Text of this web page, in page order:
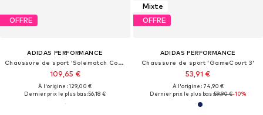
OFFRE
ADIDAS PERFORMANCE
Chaussure de sport 'Solematch Control 2'
109,65 €
À l'origine : 129,00 €
Dernier prix le plus bas :56,18 €
Mixte
OFFRE
ADIDAS PERFORMANCE
Chaussure de sport 'GameCourt 3'
53,91 €
À l'origine : 74,90 €
Dernier prix le plus bas :59,90 €-10%